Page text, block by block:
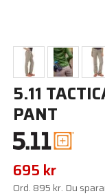
5.11
PANT
695 kr
Ord. 895 kr. Du